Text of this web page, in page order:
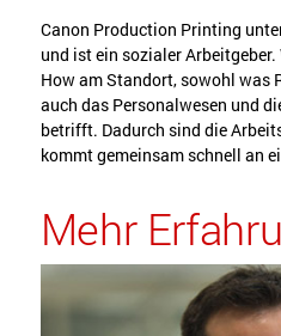
Canon Production Printing
und ist ein sozialer
How am Standort, sowohl was
auch das Personalwesen und
betrifft. Dadurch sind die
kommt gemeinsam schnell an
Mehr